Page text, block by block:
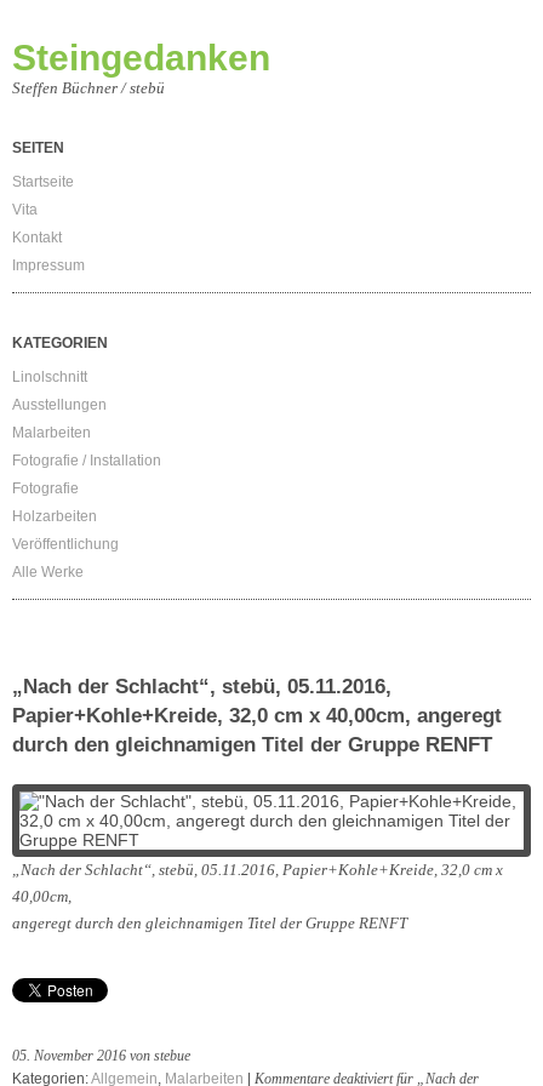
Steingedanken
Steffen Büchner / stebü
SEITEN
Startseite
Vita
Kontakt
Impressum
KATEGORIEN
Linolschnitt
Ausstellungen
Malarbeiten
Fotografie / Installation
Fotografie
Holzarbeiten
Veröffentlichung
Alle Werke
„Nach der Schlacht“, stebü, 05.11.2016,
Papier+Kohle+Kreide, 32,0 cm x 40,00cm, angeregt
durch den gleichnamigen Titel der Gruppe RENFT
„Nach der Schlacht“, stebü, 05.11.2016, Papier+Kohle+Kreide, 32,0 cm x
40,00cm,
angeregt durch den gleichnamigen Titel der Gruppe RENFT
05. November 2016 von stebue
Kategorien:Allgemein, Malarbeiten Kommentare deaktiviertfür „Nach der